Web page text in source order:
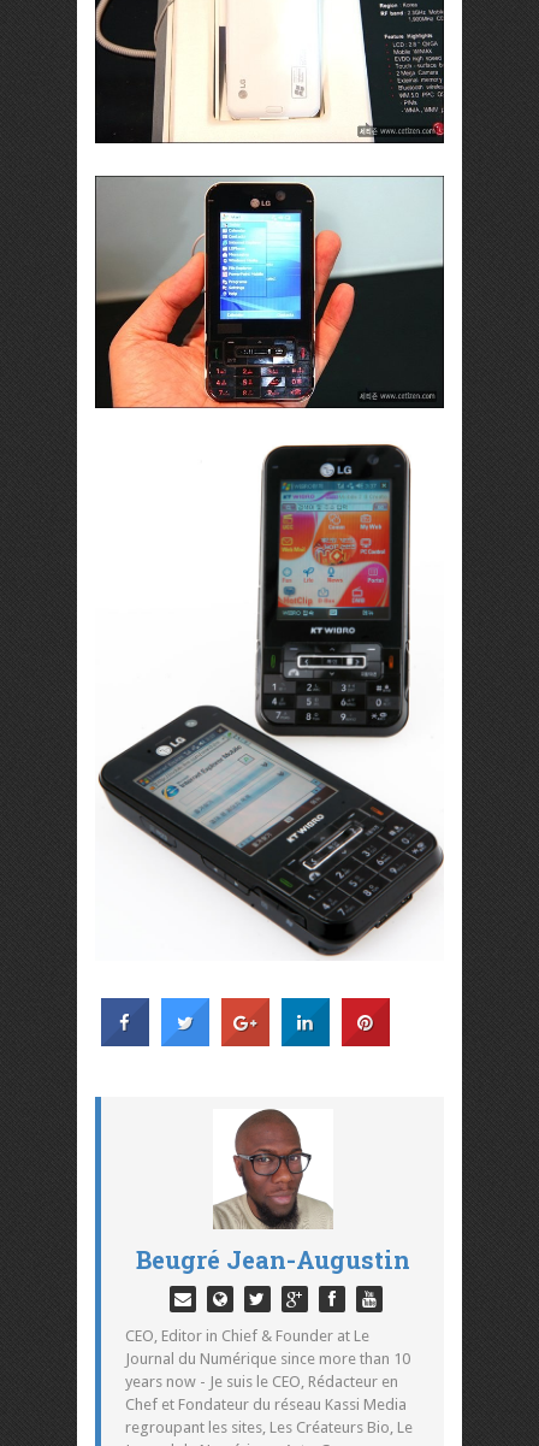
Beugré Jean-Augustin
CEO, Editor in Chief & Founder at Le
Journal du Numérique since more than 10
years now - Je suis le CEO, Rédacteur en
Chef et Fondateur du réseau Kassi Media
regroupant les sites, Les Créateurs Bio, Le